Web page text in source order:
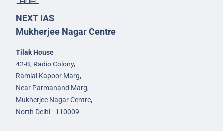
NEXT IAS
Mukherjee Nagar Centre
Tilak House
42-B, Radio Colony,
Ramlal Kapoor Marg,
Near Parmanand Marg,
Mukherjee Nagar Centre,
North Delhi - 110009